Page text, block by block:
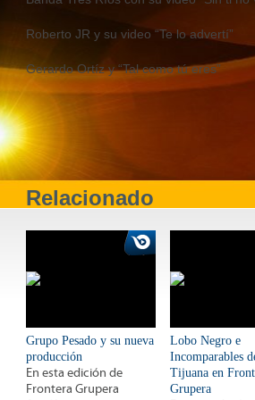
Roberto JR y su video “Te lo advertí”
Gerardo Ortíz y “Tal como tú eres”
Relacionado
Grupo Pesado y su nueva
producción
En esta edición de
Frontera Grupera
Lobo Negro e
Incomparables
Tijuana en
Grupera